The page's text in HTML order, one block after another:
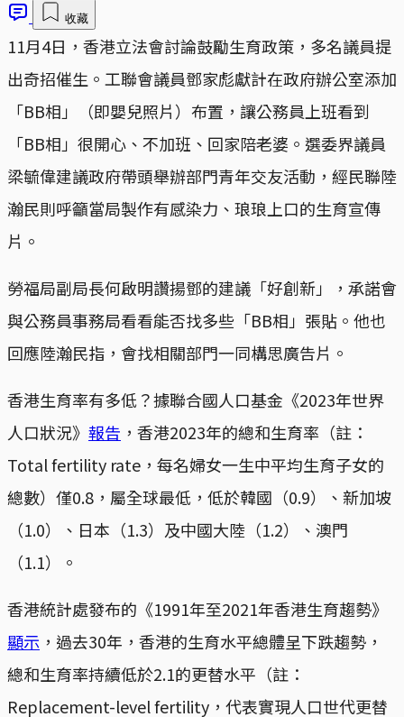
收藏
11月4日，香港立法會討論鼓勵生育政策，多名議員提
出奇招催生。工聯會議員鄧家彪獻計在政府辦公室添加
「BB相」（即嬰兒照片）布置，讓公務員上班看到
「BB相」很開心、不加班、回家陪老婆。選委界議員
梁毓偉建議政府帶頭舉辦部門青年交友活動，經民聯陸
瀚民則呼籲當局製作有感染力、琅琅上口的生育宣傳
片。
勞福局副局長何啟明讚揚鄧的建議「好創新」，承諾會
與公務員事務局看看能否找多些「BB相」張貼。他也
回應陸瀚民指，會找相關部門一同構思廣告片。
香港生育率有多低？據聯合國人口基金《2023年世界
人口狀況》 報告 ，香港2023年的總和生育率（註：
Total fertility rate，每名婦女一生中平均生育子女的
總數）僅0.8，屬全球最低，低於韓國（0.9）、新加坡
（1.0）、日本（1.3）及中國大陸（1.2）、澳門
（1.1）。
香港統計處發布的《1991年至2021年香港生育趨勢》
顯示 ，過去30年，香港的生育水平總體呈下跌趨勢，
總和生育率持續低於2.1的更替水平（註：
Replacement-level fertility，代表實現人口世代更替